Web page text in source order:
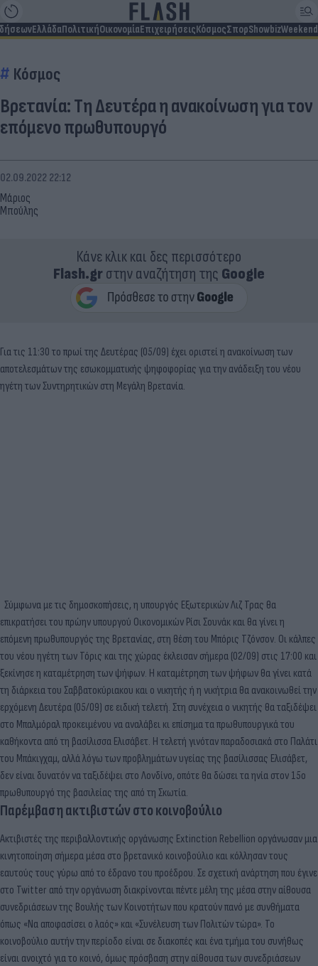
ΕλλάδαΠολιτικήΟικονομίαΕπιχειρήσειςΚόσμοςΣπορShowbizWeekend
Κόσμος
Βρετανία: Τη Δευτέρα η ανακοίνωση για τον
επόμενο πρωθυπουργό
Μάριος
Μπούλης
02.09.2022 22:12
Κάνε κλικ και δες περισσότερο
Flash.grστην αναζήτηση της Google
Για τις 11:30 το πρωί της Δευτέρας (05/09) έχει οριστεί η ανακοίνωση των
αποτελεσμάτων της εσωκομματικής ψηφοφορίας για την ανάδειξη του νέου
ηγέτη των Συντηρητικών στη Μεγάλη Βρετανία.
Σύμφωνα με τις δημοσκοπήσεις, η υπουργός Εξωτερικών Λιζ Τρας θα
επικρατήσει του πρώην υπουργού Οικονομικών Ρίσι Σουνάκ και θα γίνει η
επόμενη πρωθυπουργός της Βρετανίας, στη θέση του Μπόρις Τζόνσον. Οι κάλπες
του νέου ηγέτη των Τόρις και της χώρας έκλεισαν σήμερα (02/09) στις 17:00 και
ξεκίνησε η καταμέτρηση των ψήφων. Η καταμέτρηση των ψήφων θα γίνει κατά
τη διάρκεια του Σαββατοκύριακου και ο νικητής ή η νικήτρια θα ανακοινωθεί την
ερχόμενη Δευτέρα (05/09) σε ειδική τελετή. Στη συνέχεια ο νικητής θα ταξιδέψει
στο Μπαλμόραλ προκειμένου να αναλάβει κι επίσημα τα πρωθυπουργικά του
καθήκοντα από τη βασίλισσα Ελισάβετ. Η τελετή γινόταν παραδοσιακά στο Παλάτι
του Μπάκιγχαμ, αλλά λόγω των προβλημάτων υγείας της βασίλισσας Ελισάβετ,
δεν είναι δυνατόν να ταξιδέψει στο Λονδίνο, οπότε θα δώσει τα ηνία στον 15ο
πρωθυπουργό της βασιλείας της από τη Σκωτία.
Παρέμβαση ακτιβιστών στο κοινοβούλιο
Ακτιβιστές της περιβαλλοντικής οργάνωσης Extinction Rebellion οργάνωσαν μια
κινητοποίηση σήμερα μέσα στο βρετανικό κοινοβούλιο και κόλλησαν τους
εαυτούς τους γύρω από το έδρανο του προέδρου. Σε σχετική ανάρτηση που έγινε
στο Twitter από την οργάνωση διακρίνονται πέντε μέλη της μέσα στην αίθουσα
συνεδριάσεων της Βουλής των Κοινοτήτων που κρατούν πανό με συνθήματα
όπως «Να αποφασίσει ο λαός» και «Συνέλευση των Πολιτών τώρα». Το
κοινοβούλιο αυτήν την περίοδο είναι σε διακοπές και ένα τμήμα του συνήθως
είναι ανοιχτό για το κοινό, όμως πρόσβαση στην αίθουσα των συνεδριάσεων